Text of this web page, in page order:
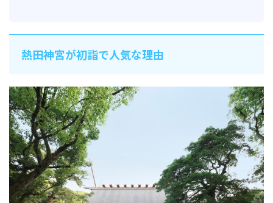
熱田神宮が初詣で人気な理由